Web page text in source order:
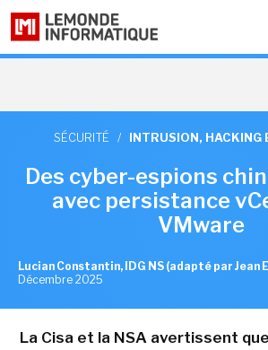
SÉCURITÉ / INTRUSION, HACKING
Des cyber-espions
avec persistance
VMware
Lucian Constantin, IDG NS (adapté par Jean
Décembre 2025
La Cisa et la NSA avertissent